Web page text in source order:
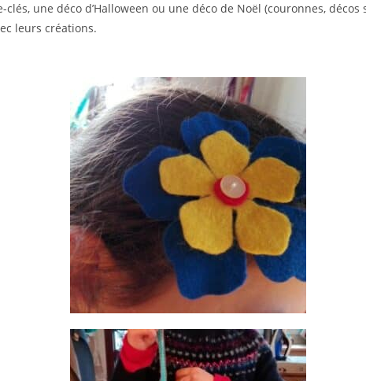
une déco d’Halloween ou une déco de Noël (couronnes, décos
leurs créations.